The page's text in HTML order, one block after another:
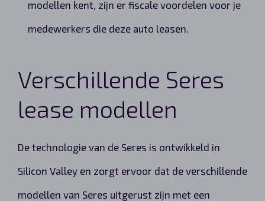
modellen kent, zijn er fiscale voordelen voor je
medewerkers die deze auto leasen.
Verschillende Seres
lease modellen
De technologie van de Seres is ontwikkeld in
Silicon Valley en zorgt ervoor dat de verschillende
modellen van Seres uitgerust zijn met een